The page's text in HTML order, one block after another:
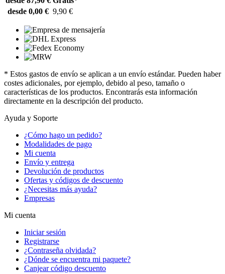
desde 0,00 € 9,90 €
* Estos gastos de envío se aplican a un envío estándar. Pueden haber
costes adicionales, por ejemplo, debido al peso, tamaño o
características de los productos. Encontrarás esta información
directamente en la descripción del producto.
Ayuda y Soporte
¿Cómo hago un pedido?
Modalidades de pago
Mi cuenta
Envío y entrega
Devolución de productos
Ofertas y códigos de descuento
¿Necesitas más ayuda?
Empresas
Mi cuenta
Iniciar sesión
Registrarse
¿Contraseña olvidada?
¿Dónde se encuentra mi paquete?
Canjear código descuento